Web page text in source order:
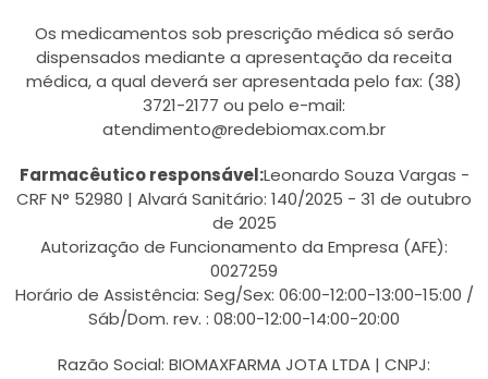
Os medicamentos sob prescrição médica só serão
dispensados mediante a apresentação da receita
médica, a qual deverá ser apresentada pelo fax: (38)
3721-2177 ou pelo e-mail:
atendimento@redebiomax.com.br
Farmacêutico responsável:Leonardo Souza Vargas -
CRF N° 52980 | Alvará Sanitário: 140/2025 - 31 de outubro
de 2025
Autorização de Funcionamento da Empresa (AFE):
0027259
Horário de Assistência: Seg/Sex: 06:00-12:00-13:00-15:00 /
Sáb/Dom. rev. : 08:00-12:00-14:00-20:00
Razão Social: BIOMAXFARMA JOTA LTDA | CNPJ: